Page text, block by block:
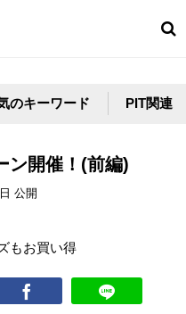
のキーワード PIT関連
ン開催！(前編)
公開
もお買い得